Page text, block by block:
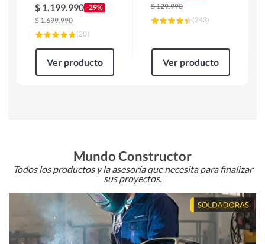
$ 1.199.990 -29%
$1.699.990
(20)
Ver producto
$129.990
(243)
Ver producto
Mundo Constructor
Todos los productos y la asesoría que necesita para finalizar
sus proyectos.